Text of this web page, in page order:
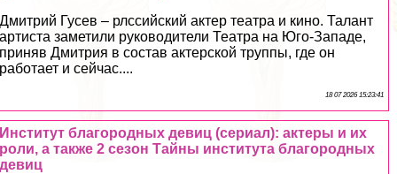
Дмитрий Гусев – рлссийский актер театра и кино. Талант
артиста заметили руководители Театра на Юго-Западе,
приняв Дмитрия в состав актерской труппы, где он
работает и сейчас....
18 07 2026 15:23:41
Институт благородных дeвиц (сериал): актеры и их
роли, а также 2 сезон Тайны института благородных
дeвиц